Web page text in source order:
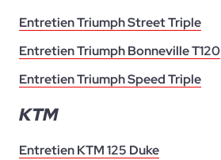
Entretien Triumph Street Triple
Entretien Triumph Bonneville T120
Entretien Triumph Speed Triple
KTM
Entretien KTM 125 Duke